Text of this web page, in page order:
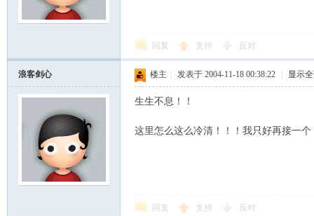
回复 支持 反对
浪客剑心 楼主 发表于 2004-11-18 00:38:22 显示
生生不息！！
这里怎么这么冷清！！！我只好再接一
回复 支持 反对